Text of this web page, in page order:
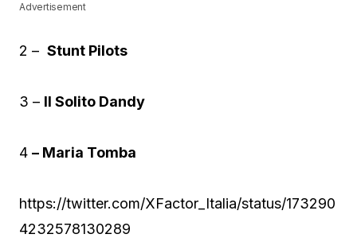
Advertisement
2 – Stunt Pilots
3 – Il Solito Dandy
4 – Maria Tomba
https://twitter.com/XFactor_Italia/status/173290
4232578130289